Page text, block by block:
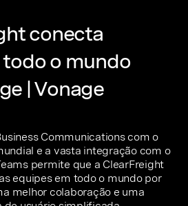
conecta
o mundo
| Vonage
Communications com o
e a vasta integração com o
permite que a ClearFreight
equipes em todo o mundo por
melhor colaboração e uma